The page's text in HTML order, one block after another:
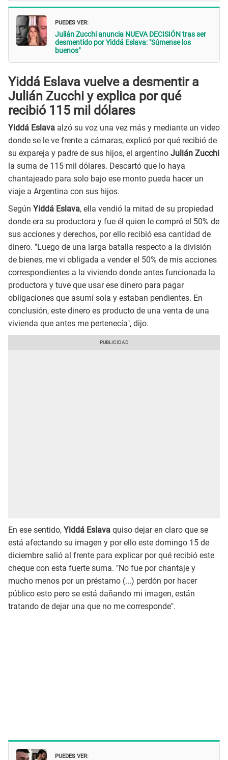
PUEDES VER:
Julián Zucchi anuncia NUEVA DECISIÓN tras ser
desmentido por Yiddá Eslava: "Súmense los
buenos"
Yiddá Eslava vuelve a desmentir a
Julián Zucchi y explica por qué
recibió 115 mil dólares
Yiddá Eslava alzó su voz una vez más y mediante un video
donde se le ve frente a cámaras, explicó por qué recibió de
su expareja y padre de sus hijos, el argentino Julián Zucchi
la suma de 115 mil dólares. Descartó que lo haya
chantajeado para solo bajo ese monto pueda hacer un
viaje a Argentina con sus hijos.
Según Yiddá Eslava, ella vendió la mitad de su propiedad
donde era su productora y fue él quien le compró el 50% de
sus acciones y derechos, por ello recibió esa cantidad de
dinero. "Luego de una larga batalla respecto a la división
de bienes, me vi obligada a vender el 50% de mis acciones
correspondientes a la viviendo donde antes funcionada la
productora y tuve que usar ese dinero para pagar
obligaciones que asumí sola y estaban pendientes. En
conclusión, este dinero es producto de una venta de una
vivienda que antes me pertenecía", dijo.
En ese sentido, Yiddá Eslava quiso dejar en claro que se
está afectando su imagen y por ello este domingo 15 de
diciembre salió al frente para explicar por qué recibió este
cheque con esta fuerte suma. "No fue por chantaje y
mucho menos por un préstamo (...) perdón por hacer
público esto pero se está dañando mi imagen, están
tratando de dejar una que no me corresponde".
PUEDES VER: